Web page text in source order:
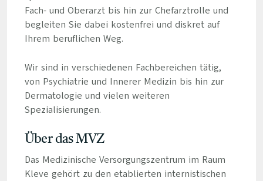
Fach- und Oberarzt bis hin zur Chefarztrolle und
begleiten Sie dabei kostenfrei und diskret auf
Ihrem beruflichen Weg.
Wir sind in verschiedenen Fachbereichen tätig,
von Psychiatrie und Innerer Medizin bis hin zur
Dermatologie und vielen weiteren
Spezialisierungen.
Über das MVZ
Das Medizinische Versorgungszentrum im Raum
Kleve gehört zu den etablierten internistischen